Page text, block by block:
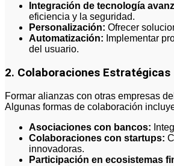
Integración de tecnología
eficiencia y la seguridad.
Personalización: Ofrecer
Automatización: Implementar
del usuario.
2. Colaboraciones Estratégicas
Formar alianzas con otras empresas
Algunas formas de colaboración
Asociaciones con bancos:
Colaboraciones con startups:
innovadoras.
Participación en ecosistemas